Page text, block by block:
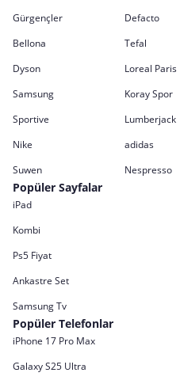
Gürgençler
Defacto
Bellona
Tefal
Dyson
Loreal Paris
Samsung
Koray Spor
Sportive
Lumberjack
Nike
adidas
Suwen
Nespresso
Popüler Sayfalar
iPad
Kombi
Ps5 Fiyat
Ankastre Set
Samsung Tv
Popüler Telefonlar
iPhone 17 Pro Max
Galaxy S25 Ultra